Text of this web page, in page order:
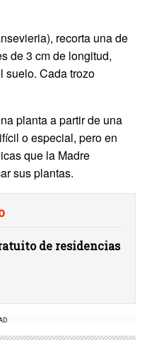
recorta una de
de 3 cm de longitud,
suelo. Cada trozo
planta a partir de una
o especial, pero en
que la Madre
sus plantas.
de residencias